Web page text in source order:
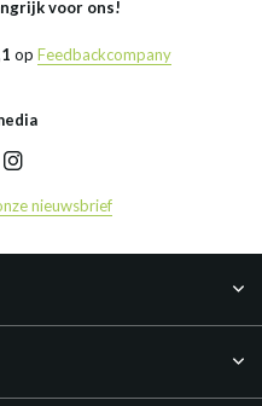
voor ons!
op Feedbackcompany
nieuwsbrief